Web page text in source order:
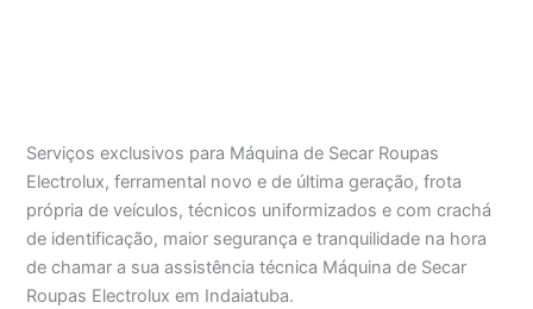
Serviços exclusivos para Máquina de Secar Roupas
Electrolux, ferramental novo e de última geração, frota
própria de veículos, técnicos uniformizados e com crachá
de identificação, maior segurança e tranquilidade na hora
de chamar a sua assistência técnica Máquina de Secar
Roupas Electrolux em Indaiatuba.